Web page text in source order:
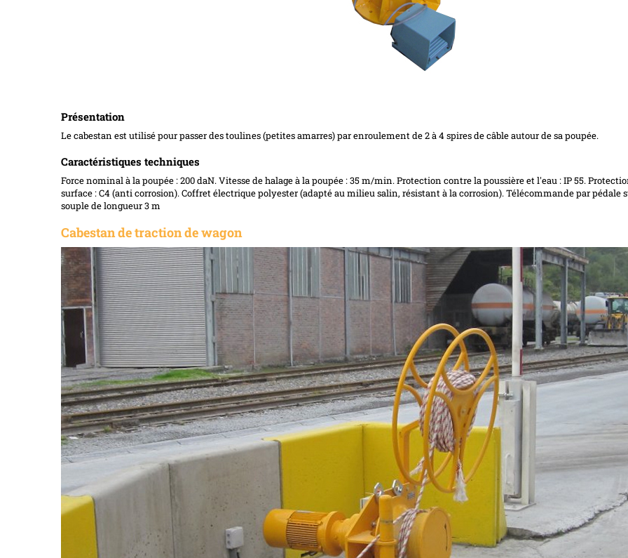
Présentation
Le cabestan est utilisé pour passer des toulines (petites amarres) par enroulement de 2 à 4 spires de câble autour de sa poupée.
Caractéristiques techniques
Force nominal à la poupée : 200 daN. Vitesse de halage à la poupée : 35 m/min. Protection contre la poussière et l'eau : IP 55.
surface : C4 (anti corrosion). Coffret électrique polyester (adapté au milieu salin, résistant à la corrosion). Télécommande par pédale
souple de longueur 3 m
Cabestan de traction de wagon